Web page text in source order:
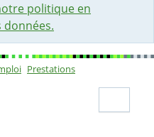
politique en
Prestations